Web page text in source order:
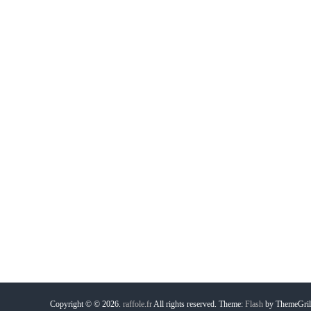
Copyright © © 2026. raffole.frAll rights reserved. Theme: Flash by